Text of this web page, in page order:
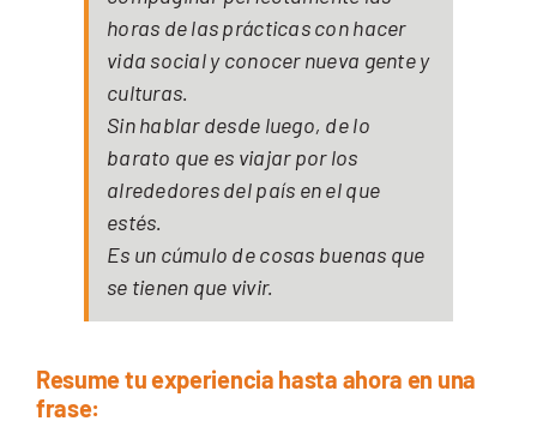
horas de las prácticas con hacer
vida social y conocer nueva gente y
culturas.
Sin hablar desde luego, de lo
barato que es viajar por los
alrededores del país en el que
estés.
Es un cúmulo de cosas buenas que
se tienen que vivir.
Resume tu experiencia hasta ahora en una
frase: